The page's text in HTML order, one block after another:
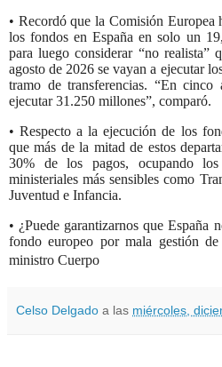
• Recordó que la Comisión
los fondos en España en solo un
para luego considerar “no realista”
agosto de 2026 se vayan a ejecutar
tramo de transferencias. “En cinco
ejecutar 31.250 millones”, comparó.
• Respecto a la ejecución de los
que más de la mitad de estos
30% de los pagos, ocupando
ministeriales más sensibles como
Juventud e Infancia.
• ¿Puede garantizarnos que España
fondo europeo por mala gestión
ministro Cuerpo
Celso Delgado a las miércoles,